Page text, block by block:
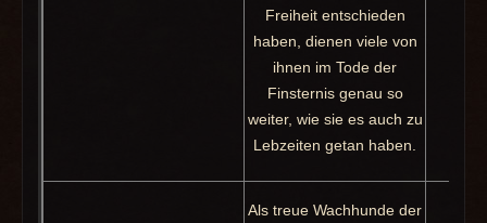
Freiheit entschieden
haben, dienen viele von
ihnen im Tode der
Finsternis genau so
weiter, wie sie es auch zu
Lebzeiten getan haben.
Als treue Wachhunde der